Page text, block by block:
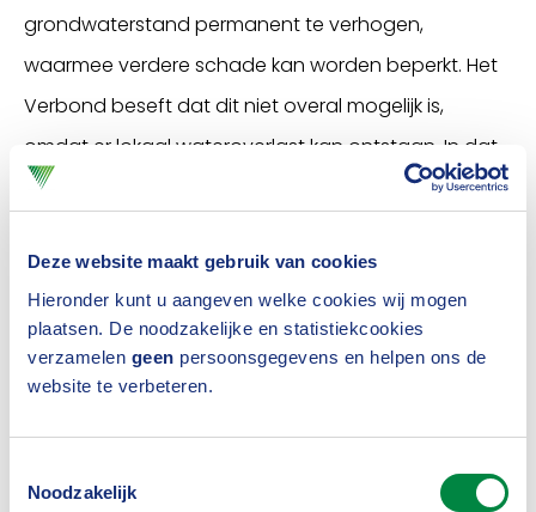
Deze website maakt gebruik van cookies
Hieronder kunt u aangeven welke cookies wij mogen
plaatsen. De noodzakelijke en statistiekcookies
verzamelen geen persoonsgegevens en helpen ons de
website te verbeteren.
Noodzakelijk
grondwaterstand permanent te verhogen,
waarmee verdere schade kan worden beperkt. Het
Verbond beseft dat dit niet overal mogelijk is,
omdat er lokaal wateroverlast kan ontstaan. In dat
soort situaties zal de bebouwde omgeving op de
Grondig onderzoek nodig
Door schaalvergroting zijn agrarische bedrijven en
hun toeleveranciers in de loop der jaren steeds
laag gehouden om te voorzien in droge en stevige